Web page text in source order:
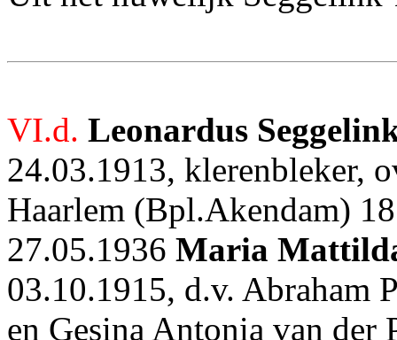
VI.d. Leonardus
24.03.1913, klerenbleker,
Haarlem (Bpl.Akendam)
27.05.1936 Maria
03.10.1915, d.v. Abraham
en Gesina Antonia van der